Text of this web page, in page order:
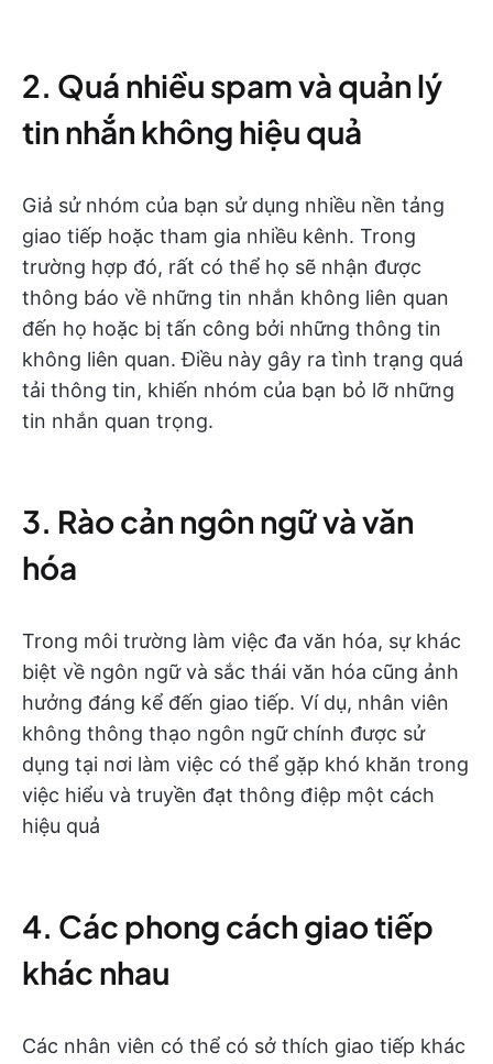
2. Quá nhiều spam và quản lý
tin nhắn không hiệu quả
Giả sử nhóm của bạn sử dụng nhiều nền tảng
giao tiếp hoặc tham gia nhiều kênh. Trong
trường hợp đó, rất có thể họ sẽ nhận được
thông báo về những tin nhắn không liên quan
đến họ hoặc bị tấn công bởi những thông tin
không liên quan. Điều này gây ra tình trạng quá
tải thông tin, khiến nhóm của bạn bỏ lỡ những
tin nhắn quan trọng.
3. Rào cản ngôn ngữ và văn
hóa
Trong môi trường làm việc đa văn hóa, sự khác
biệt về ngôn ngữ và sắc thái văn hóa cũng ảnh
hưởng đáng kể đến giao tiếp. Ví dụ, nhân viên
không thông thạo ngôn ngữ chính được sử
dụng tại nơi làm việc có thể gặp khó khăn trong
việc hiểu và truyền đạt thông điệp một cách
hiệu quả
4. Các phong cách giao tiếp
khác nhau
Các nhân viên có thể có sở thích giao tiếp khác